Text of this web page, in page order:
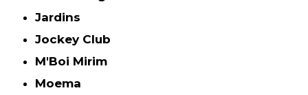
Jardins
Jockey Club
M'Boi Mirim
Moema